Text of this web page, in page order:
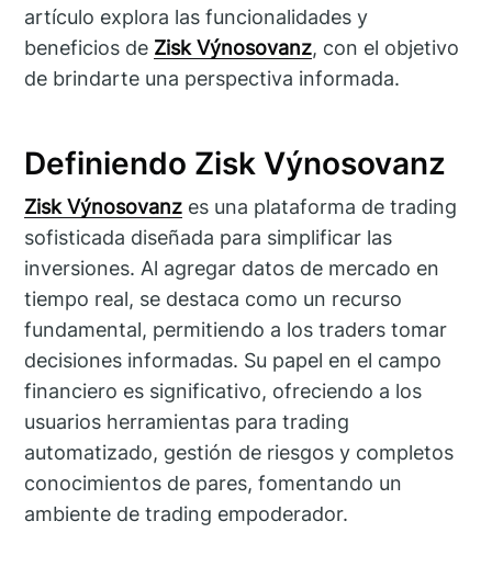
artículo explora las funcionalidades y
beneficios de Zisk Výnosovanz, con el objetivo
de brindarte una perspectiva informada.
Definiendo Zisk Výnosovanz
Zisk Výnosovanz es una plataforma de trading
sofisticada diseñada para simplificar las
inversiones. Al agregar datos de mercado en
tiempo real, se destaca como un recurso
fundamental, permitiendo a los traders tomar
decisiones informadas. Su papel en el campo
financiero es significativo, ofreciendo a los
usuarios herramientas para trading
automatizado, gestión de riesgos y completos
conocimientos de pares, fomentando un
ambiente de trading empoderador.